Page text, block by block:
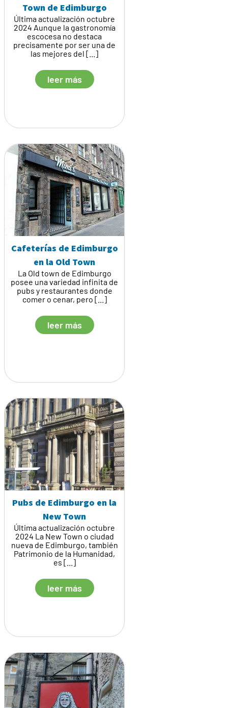
Town de Edimburgo
Última actualización octubre
2024 Aunque la gastronomía
escocesa no destaca
precisamente por ser una de
las mejores del [...]
leer más
Cafeterías de Edimburgo
en la Old Town
La Old town de Edimburgo
posee una variedad infinita de
pubs y restaurantes donde
comer o cenar, pero [...]
leer más
Pubs de Edimburgo en la
New Town
Última actualización octubre
2024 La New Town o ciudad
nueva de Edimburgo, también
Patrimonio de la Humanidad,
es [...]
leer más